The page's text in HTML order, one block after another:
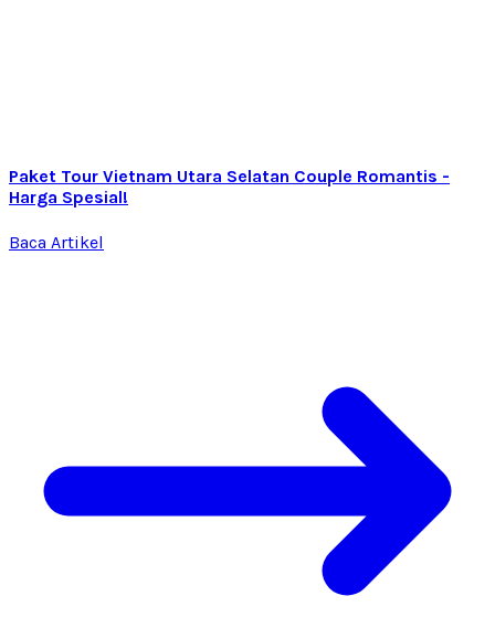
Paket Tour Vietnam Utara Selatan Couple Romantis -
Harga Spesial!
Baca Artikel